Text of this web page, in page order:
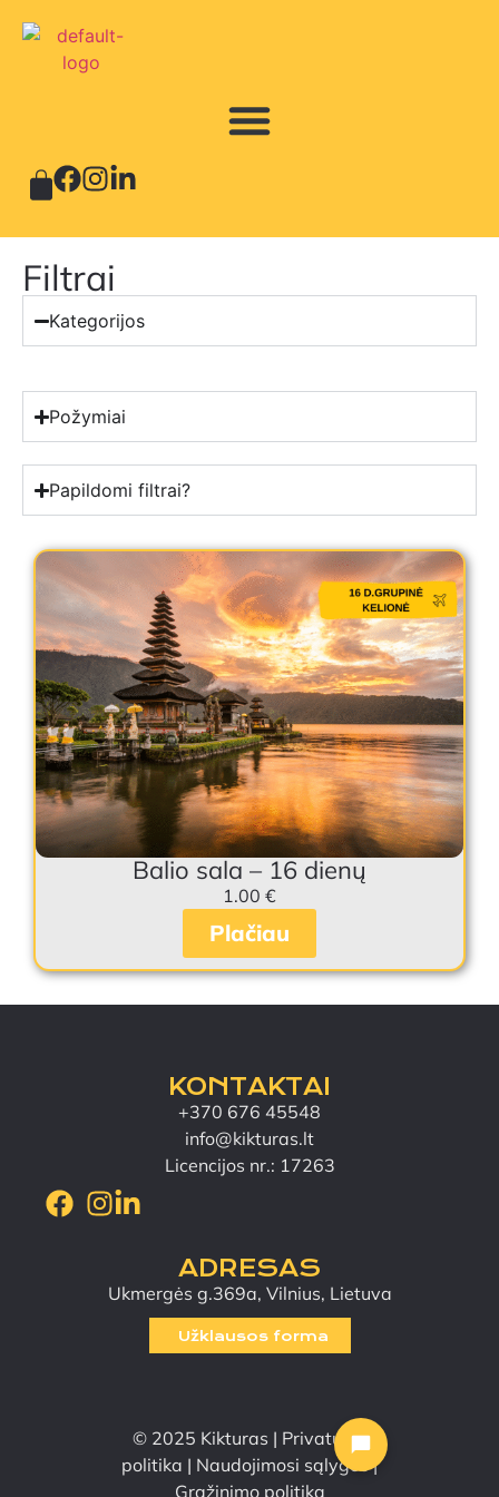
Filtrai
Kategorijos
Požymiai
Papildomi filtrai?
Balio sala – 16 dienų
1.00 €
Plačiau
KONTAKTAI
+370 676 45548
info@kikturas.lt
Licencijos nr.: 17263
ADRESAS
Ukmergės g.369a, Vilnius, Lietuva
Užklausos forma
© 2025 Kikturas | Privatumo
politika | Naudojimosi sąlygos |
Grąžinimo politika